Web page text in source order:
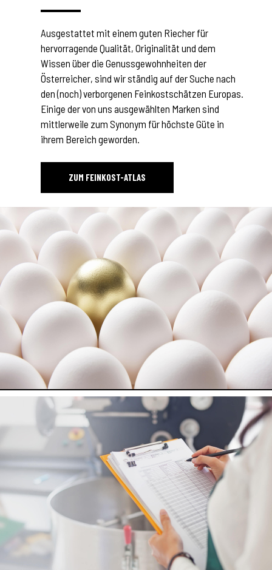
Ausgestattet mit einem guten Riecher für
hervorragende Qualität, Originalität und dem
Wissen über die Genussgewohnheiten der
Österreicher, sind wir ständig auf der Suche nach
den (noch) verborgenen Feinkostschätzen Europas.
Einige der von uns ausgewählten Marken sind
mittlerweile zum Synonym für höchste Güte in
ihrem Bereich geworden.
ZUM FEINKOST-ATLAS